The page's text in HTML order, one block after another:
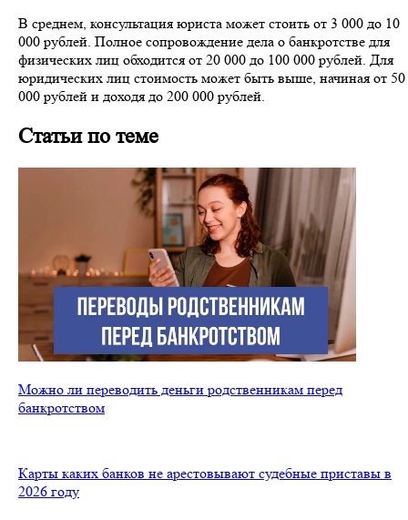
В среднем, консультация юриста может стоить от 3 000 до 10
000 рублей. Полное сопровождение дела о банкротстве для
физических лиц обходится от 20 000 до 100 000 рублей. Для
юридических лиц стоимость может быть выше, начиная от 50
000 рублей и доходя до 200 000 рублей.
Статьи по теме
Можно ли переводить деньги родственникам перед
банкротством
Карты каких банков не арестовывают судебные приставы в
2026 году